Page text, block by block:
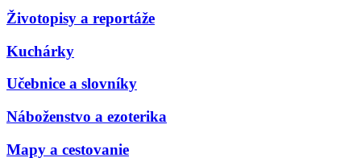
Životopisy a reportáže
Kuchárky
Učebnice a slovníky
Náboženstvo a ezoterika
Mapy a cestovanie